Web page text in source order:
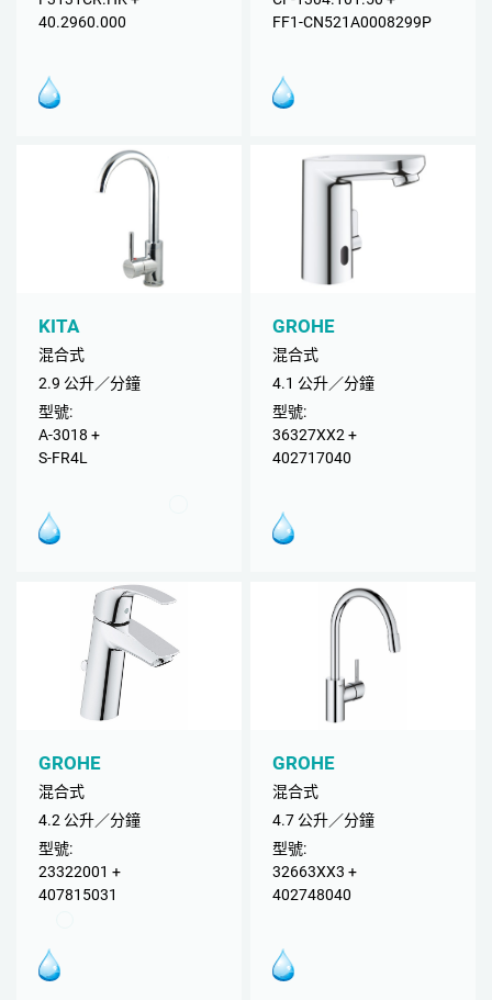
40.2960.000
FF1-CN521A0008299P
KITA
混合式
2.9 公升／分鐘
型號:
A-3018 +
S-FR4L
GROHE
混合式
4.1 公升／分鐘
型號:
36327XX2 +
402717040
GROHE
混合式
4.2 公升／分鐘
型號:
23322001 +
407815031
GROHE
混合式
4.7 公升／分鐘
型號:
32663XX3 +
402748040